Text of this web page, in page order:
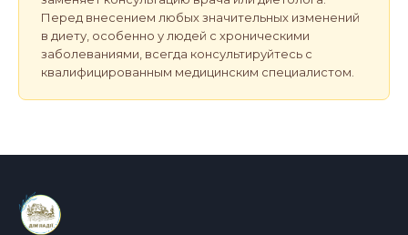
Перед внесением любых значительных изменений
в диету, особенно у людей с хроническими
заболеваниями, всегда консультируйтесь с
квалифицированным медицинским специалистом.